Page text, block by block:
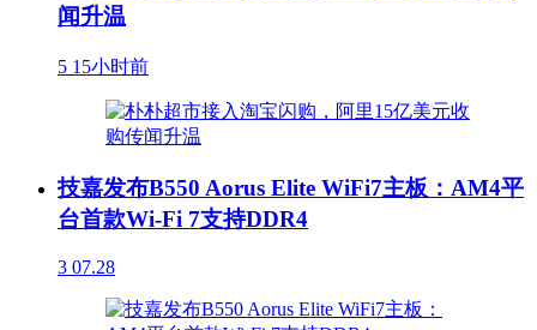
闻升温
5 15小时前
技嘉发布B550 Aorus Elite WiFi7主板：AM4平
台首款Wi-Fi 7支持DDR4
3 07.28